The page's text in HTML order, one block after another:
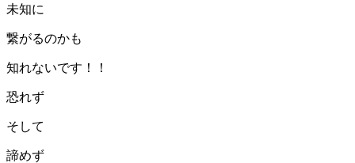
未知に
繋がるのかも
知れないです！！
恐れず
そして
諦めず